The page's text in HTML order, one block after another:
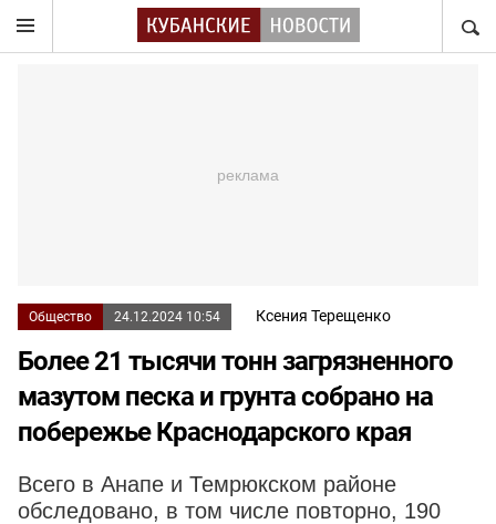
Общество 24.12.2024 10:54 Ксения Терещенко
Более 21 тысячи тонн загрязненного
мазутом песка и грунта собрано на
побережье Краснодарского края
Всего в Анапе и Темрюкском районе
обследовано, в том числе повторно, 190